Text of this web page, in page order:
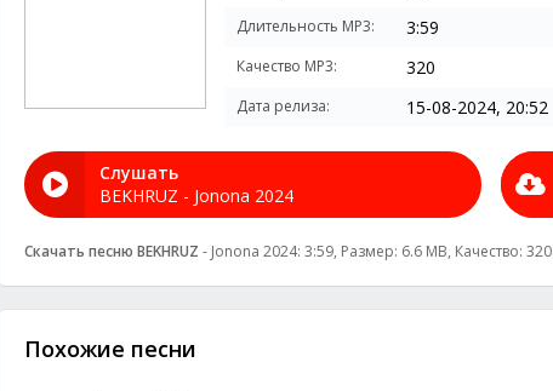
Длительность MP3: 3:59
Качество MP3: 320
Дата релиза: 15-08-2024, 20:52
Слушать
BEKHRUZ - Jonona 2024
Скачать песню BEKHRUZ - Jonona 2024: 3:59, Размер: 6.6 MB, Качество: 320
Похожие песни